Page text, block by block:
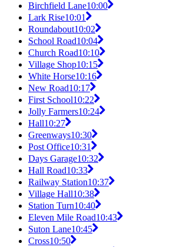
Birchfield Lane10:00
Lark Rise10:01
Roundabout10:02
School Road10:04
Church Road10:10
Village Shop10:15
White Horse10:16
New Road10:17
First School10:22
Jolly Farmers10:24
Hall10:27
Greenways10:30
Post Office10:31
Days Garage10:32
Hall Road10:33
Railway Station10:37
Village Hall10:38
Station Turn10:40
Eleven Mile Road10:43
Suton Lane10:45
Cross10:50